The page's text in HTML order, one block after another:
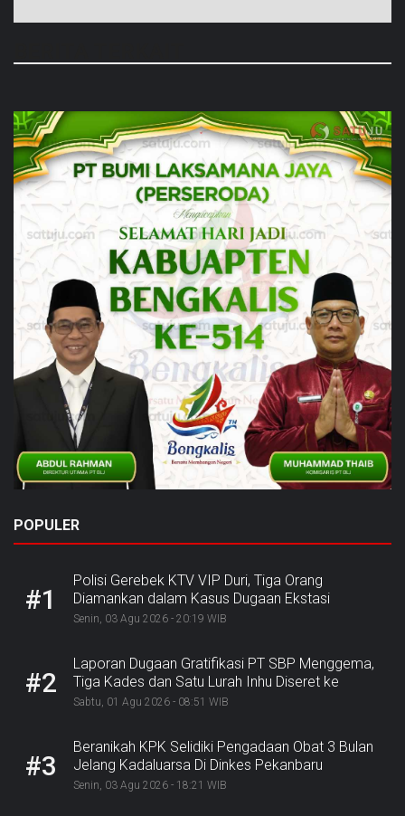
POPULER
#1
Polisi Gerebek KTV VIP Duri, Tiga Orang
Diamankan dalam Kasus Dugaan Ekstasi
Senin, 03 Agu 2026 - 20:19 WIB
#2
Laporan Dugaan Gratifikasi PT SBP Menggema,
Tiga Kades dan Satu Lurah Inhu Diseret ke
Kejaksaan
Sabtu, 01 Agu 2026 - 08:51 WIB
#3
Beranikah KPK Selidiki Pengadaan Obat 3 Bulan
Jelang Kadaluarsa Di Dinkes Pekanbaru
Senin, 03 Agu 2026 - 18:21 WIB